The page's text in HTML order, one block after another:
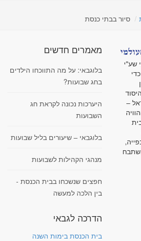
סיור בבתי כנסת
שע"י
–
מאמרים חדשים
בלוגבאי: על מה התווכחו הילדים
בחג שבועות?
היערכות נכונה לקראת חג
השבועות
בלוגבאי – שיעורים בליל שבועות
מנהגי הקהילות לשבועות
חפצים שנשכחו בבית הכנסת -
בין הלכה למעשה
הדרכה לגבאי
בית הכנסת בימות השנה